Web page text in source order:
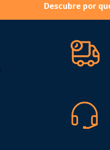
Descubre por